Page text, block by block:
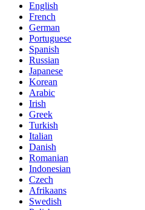
English
French
German
Portuguese
Spanish
Russian
Japanese
Korean
Arabic
Irish
Greek
Turkish
Italian
Danish
Romanian
Indonesian
Czech
Afrikaans
Swedish